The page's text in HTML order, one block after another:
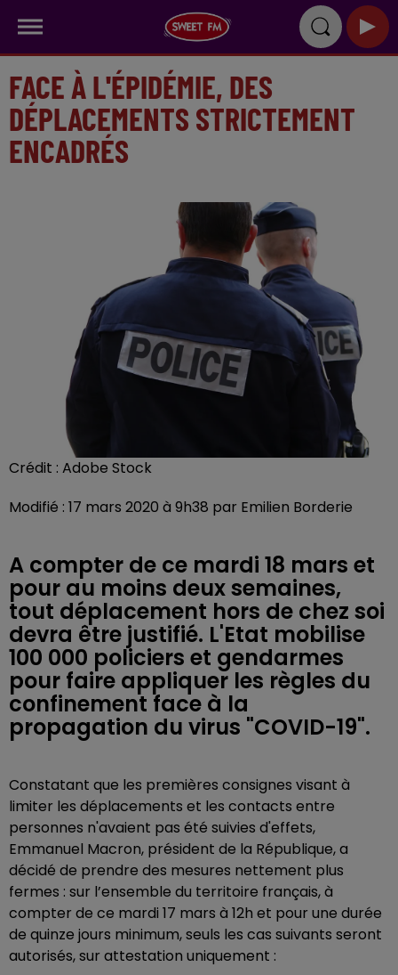
FACE À L'ÉPIDÉMIE, DES
DÉPLACEMENTS STRICTEMENT
ENCADRÉS
Crédit : Adobe Stock
Modifié : 17 mars 2020 à 9h38 par Emilien Borderie
A compter de ce mardi 18 mars et
pour au moins deux semaines,
tout déplacement hors de chez soi
devra être justifié. L'Etat mobilise
100 000 policiers et gendarmes
pour faire appliquer les règles du
confinement face à la
propagation du virus "COVID-19".
Constatant que les premières consignes visant à
limiter les déplacements et les contacts entre
personnes n'avaient pas été suivies d'effets,
Emmanuel Macron, président de la République, a
décidé de prendre des mesures nettement plus
fermes : sur l’ensemble du territoire français, à
compter de ce mardi 17 mars à 12h et pour une durée
de quinze jours minimum, seuls les cas suivants seront
autorisés, sur attestation uniquement :